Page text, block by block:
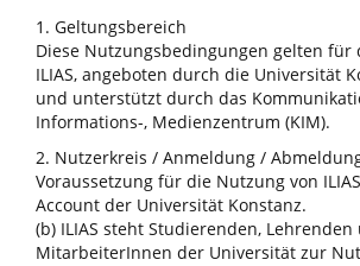
1. Geltungsbereich
Diese Nutzungsbedingungen gelten für
ILIAS, angeboten durch die Universität
und unterstützt durch das
Informations-, Medienzentrum (KIM).
2. Nutzerkreis / Anmeldung /
Voraussetzung für die Nutzung von
Account der Universität Konstanz.
(b) ILIAS steht Studierenden, Lehrenden
MitarbeiterInnen der Universität zur